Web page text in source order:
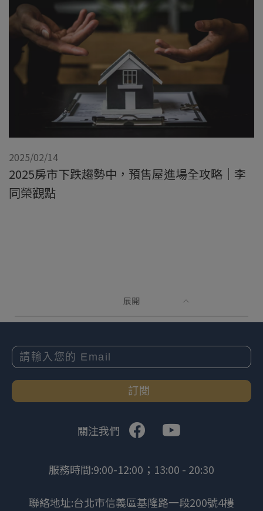
2025/02/14
2025房市下跌趨勢中，預售屋進場全攻略｜李
同榮觀點
展開
關注我們
訂閱
服務時間:9:00-12:00；13:00 - 20:30
聯絡地址:台北市信義區基隆路一段200號4樓